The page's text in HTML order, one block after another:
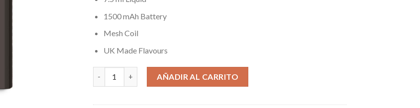
1500 mAh Battery
Mesh Coil
UK Made Flavours
Darwin CBD 1000 – 7.5ml 1000mg Disposable – Blackcurrant & Raspberry cantidad
AÑADIR AL CARRITO